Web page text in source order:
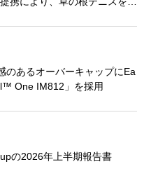
のあるオーバーキャップにEa
One IM812」を採用
の2026年上半期報告書